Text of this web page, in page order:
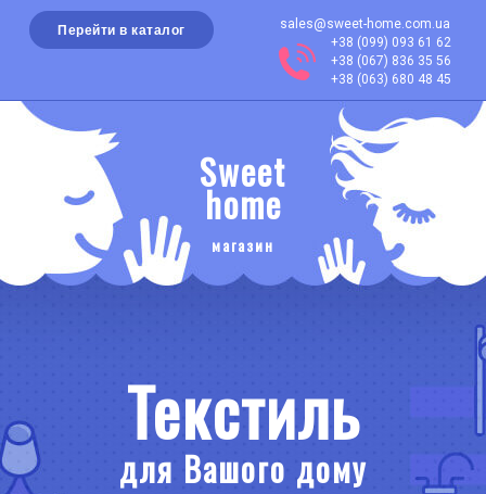
Перейти в каталог
sales@sweet-home.com.ua
+38 (099) 093 61 62
+38 (067) 836 35 56
+38 (063) 680 48 45
Sweet
home
магазин
Текстиль
для Вашого дому